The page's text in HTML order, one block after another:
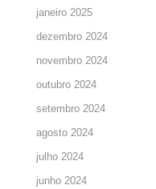
janeiro 2025
dezembro 2024
novembro 2024
outubro 2024
setembro 2024
agosto 2024
julho 2024
junho 2024